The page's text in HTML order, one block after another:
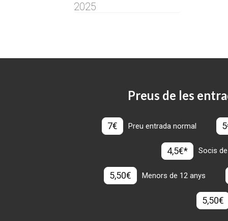
2025
Preus de les
7€ Preu entrada normal
4,5€* Socis
5,50€ Menors de 12 anys
5,50€